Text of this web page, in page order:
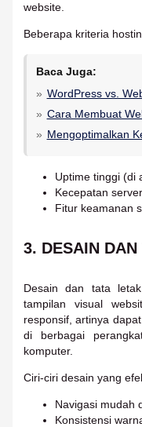
website.
Beberapa kriteria
Baca Juga:
WordPress vs.
Cara Membuat
Mengoptimalkan
Uptime tinggi (di
Kecepatan
Fitur keamanan
3. DESAIN DAN
Desain dan tata
tampilan visual
responsif, artinya
di berbagai
komputer.
Ciri-ciri desain yang
Navigasi mudah
Konsistensi